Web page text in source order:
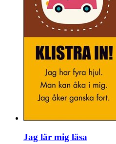
Jag lär mig läsa